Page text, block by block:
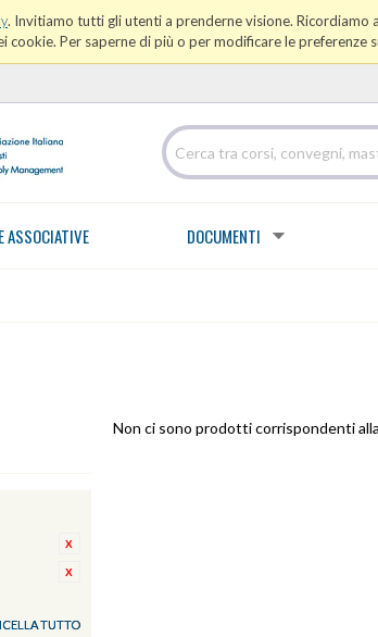
. Invitiamo tutti gli utenti a prenderne visione. Ricordiamo
cookie. Per saperne di più o per modificare le preferenze
ASSOCIATIVE DOCUMENTI
TUTTO
Non ci sono prodotti corrispondenti